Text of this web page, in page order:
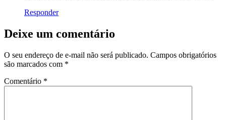
Responder
Deixe um comentário
O seu endereço de e-mail não será publicado. Campos obrigatórios
são marcados com *
Comentário *